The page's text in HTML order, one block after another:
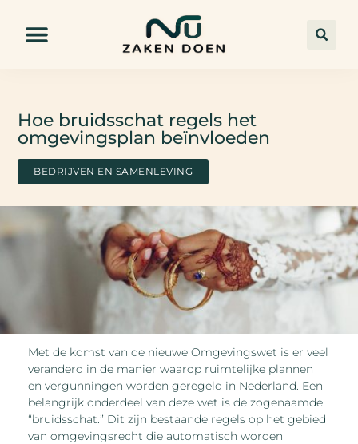
Hoe bruidsschat regels het
omgevingsplan beïnvloeden
BEDRIJVEN EN SAMENLEVING
Met de komst van de nieuwe Omgevingswet is er veel
veranderd in de manier waarop ruimtelijke plannen
en vergunningen worden geregeld in Nederland. Een
belangrijk onderdeel van deze wet is de zogenaamde
“bruidsschat.” Dit zijn bestaande regels op het gebied
van omgevingsrecht die automatisch worden